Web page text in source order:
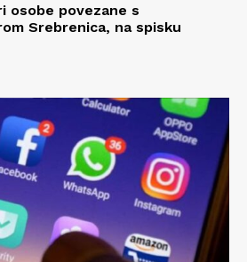
osobe povezane s
Srebrenica, na spisku